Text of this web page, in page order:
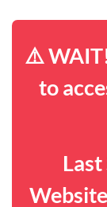
⚠️
to